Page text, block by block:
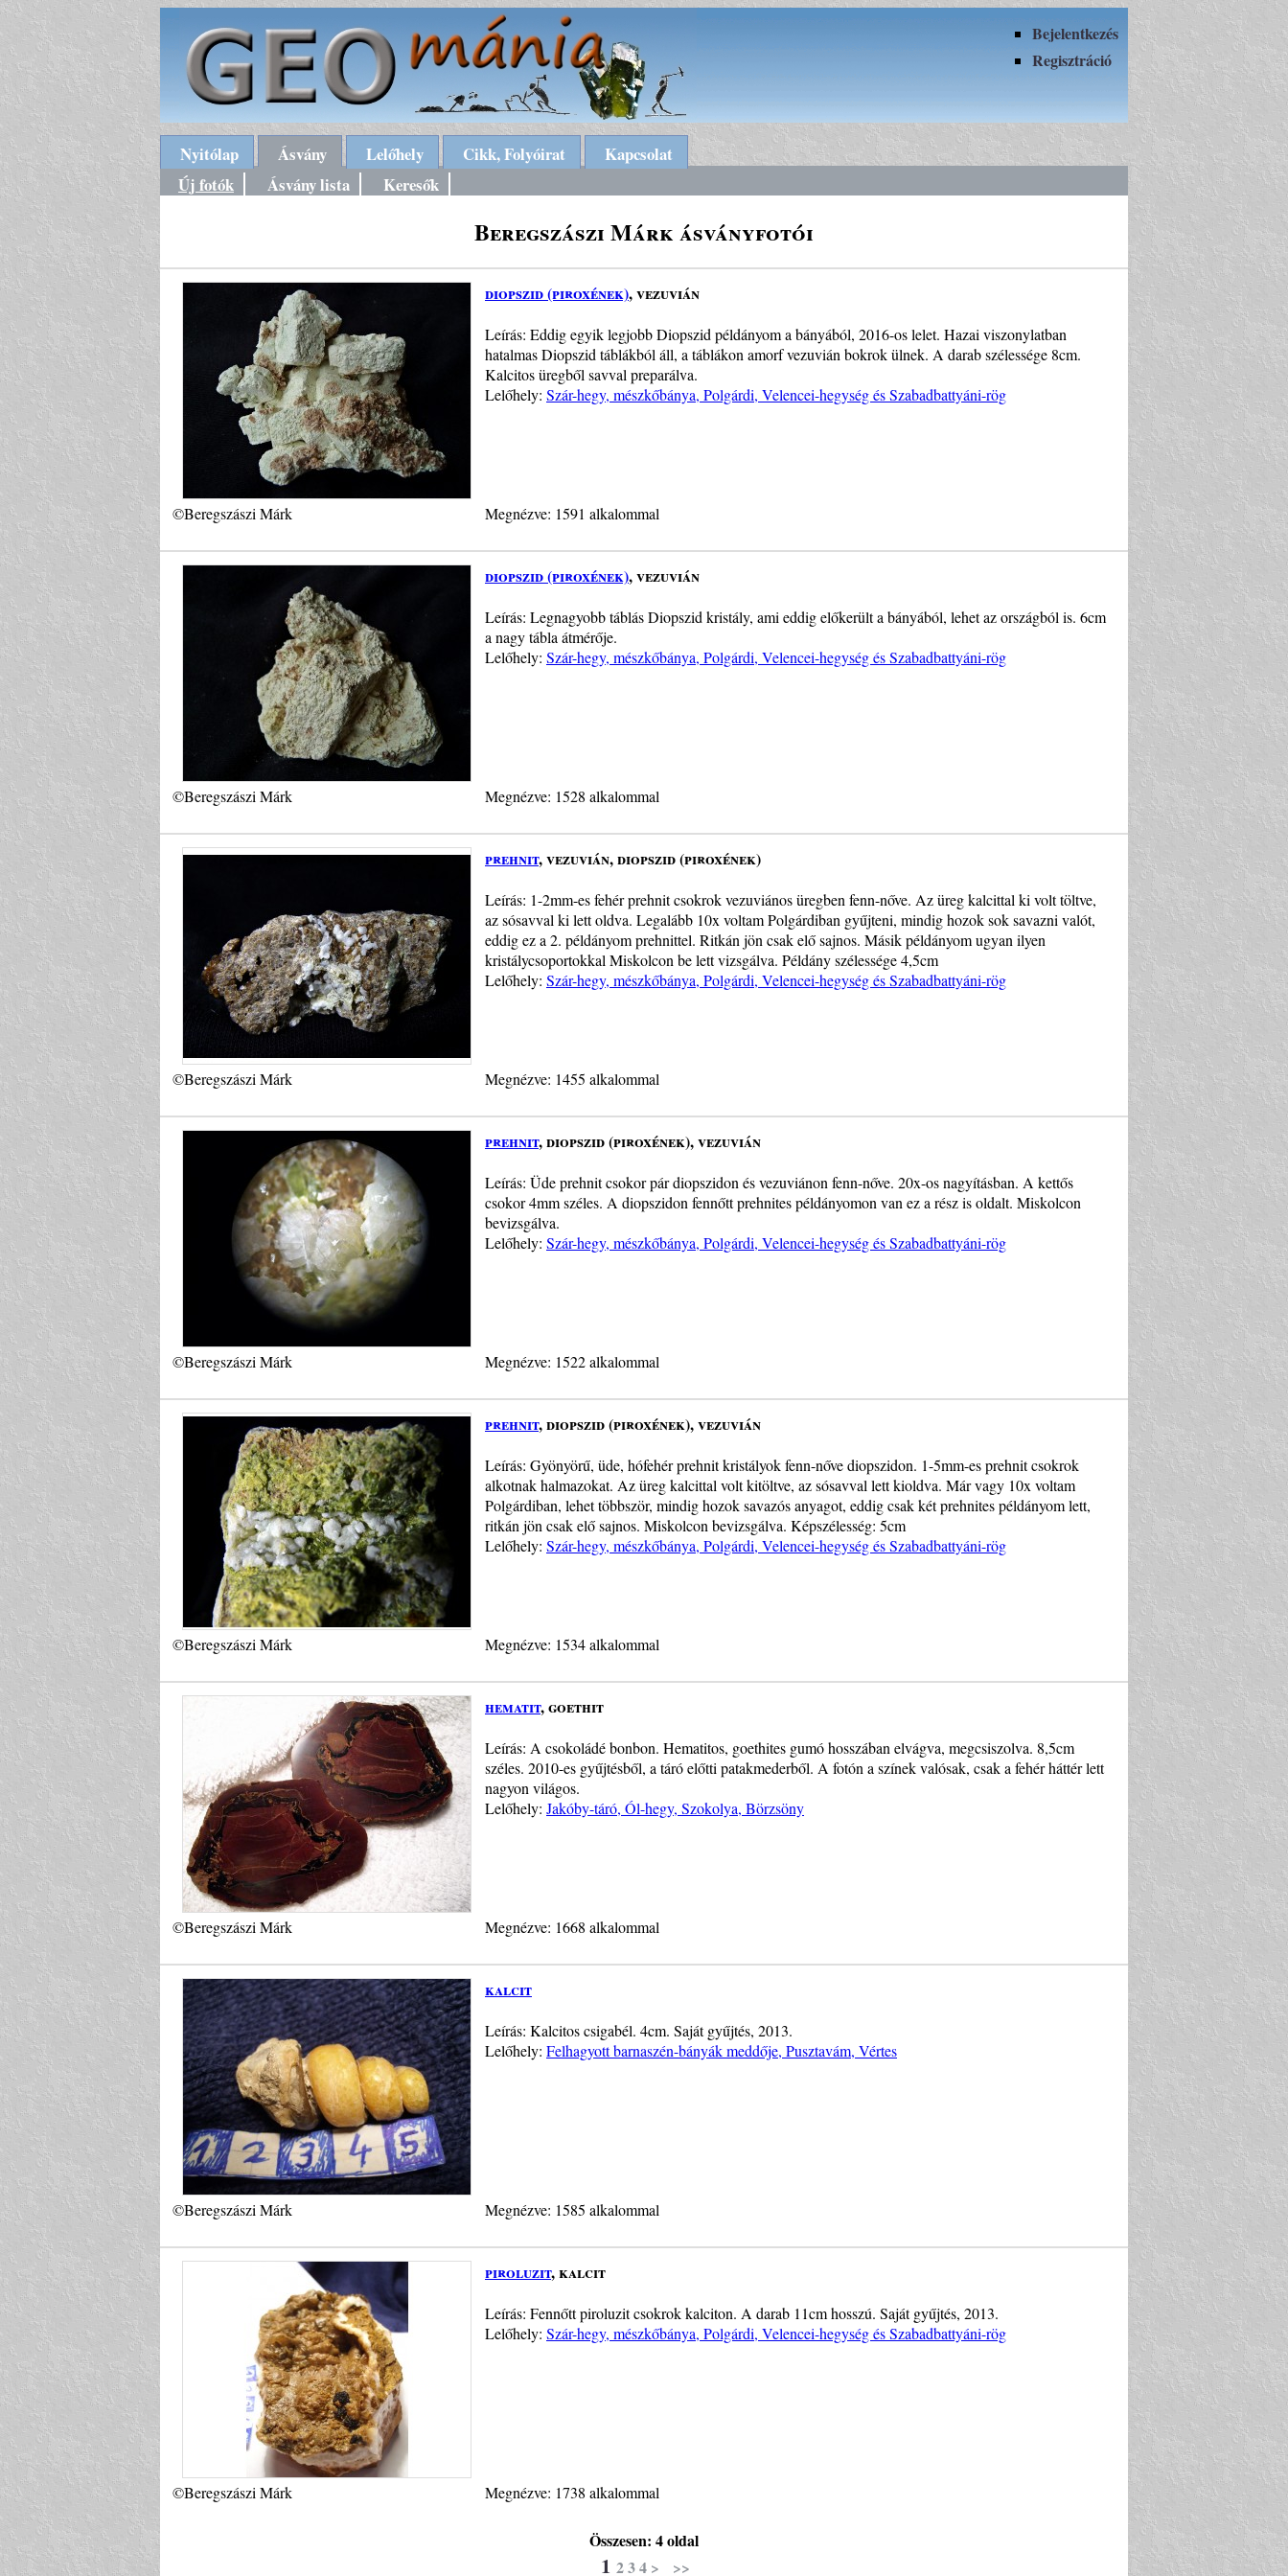
Bejelentkezés
Regisztráció
Nyitólap Ásvány Lelőhely Cikk, Folyóirat
Kapcsolat
Új fotók
Ásvány lista Keresők
Beregszászi Márk ásványfotói
diopszid (piroxének), vezuvián
Leírás: Eddig egyik legjobb Diopszid példányom a bányából, 2016-os lelet. Hazai viszonylatban
hatalmas Diopszid táblákból áll, a táblákon amorf vezuvián bokrok ülnek. A darab szélessége 8cm.
Kalcitos üregből savval preparálva.
Lelőhely: Szár-hegy, mészkőbánya, Polgárdi, Velencei-hegység és Szabadbattyáni-rög
©Beregszászi Márk Megnézve: 1591 alkalommal
diopszid (piroxének), vezuvián
Leírás: Legnagyobb táblás Diopszid kristály, ami eddig előkerült a bányából, lehet az országból is. 6cm
a nagy tábla átmérője.
Lelőhely: Szár-hegy, mészkőbánya, Polgárdi, Velencei-hegység és Szabadbattyáni-rög
©Beregszászi Márk Megnézve: 1528 alkalommal
prehnit, vezuvián, diopszid (piroxének)
Leírás: 1-2mm-es fehér prehnit csokrok vezuviános üregben fenn-nőve. Az üreg kalcittal ki volt töltve,
az sósavval ki lett oldva. Legalább 10x voltam Polgárdiban gyűjteni, mindig hozok sok savazni valót,
eddig ez a 2. példányom prehnittel. Ritkán jön csak elő sajnos. Másik példányom ugyan ilyen
kristálycsoportokkal Miskolcon be lett vizsgálva. Példány szélessége 4,5cm
Lelőhely: Szár-hegy, mészkőbánya, Polgárdi, Velencei-hegység és Szabadbattyáni-rög
©Beregszászi Márk Megnézve: 1455 alkalommal
prehnit, diopszid (piroxének), vezuvián
Leírás: Üde prehnit csokor pár diopszidon és vezuviánon fenn-nőve. 20x-os nagyításban. A kettős
csokor 4mm széles. A diopszidon fennőtt prehnites példányomon van ez a rész is oldalt. Miskolcon
bevizsgálva.
Lelőhely: Szár-hegy, mészkőbánya, Polgárdi, Velencei-hegység és Szabadbattyáni-rög
©Beregszászi Márk Megnézve: 1522 alkalommal
prehnit, diopszid (piroxének), vezuvián
Leírás: Gyönyörű, üde, hófehér prehnit kristályok fenn-nőve diopszidon. 1-5mm-es prehnit csokrok
alkotnak halmazokat. Az üreg kalcittal volt kitöltve, az sósavval lett kioldva. Már vagy 10x voltam
Polgárdiban, lehet többször, mindig hozok savazós anyagot, eddig csak két prehnites példányom lett,
ritkán jön csak elő sajnos. Miskolcon bevizsgálva. Képszélesség: 5cm
Lelőhely: Szár-hegy, mészkőbánya, Polgárdi, Velencei-hegység és Szabadbattyáni-rög
©Beregszászi Márk Megnézve: 1534 alkalommal
hematit, goethit
Leírás: A csokoládé bonbon. Hematitos, goethites gumó hosszában elvágva, megcsiszolva. 8,5cm
széles. 2010-es gyűjtésből, a táró előtti patakmederből. A fotón a színek valósak, csak a fehér háttér lett
nagyon világos.
Lelőhely: Jakóby-táró, Ól-hegy, Szokolya, Börzsöny
©Beregszászi Márk Megnézve: 1668 alkalommal
kalcit
Leírás: Kalcitos csigabél. 4cm. Saját gyűjtés, 2013.
Lelőhely: Felhagyott barnaszén-bányák meddője, Pusztavám, Vértes
©Beregszászi Márk Megnézve: 1585 alkalommal
piroluzit, kalcit
Leírás: Fennőtt piroluzit csokrok kalciton. A darab 11cm hosszú. Saját gyűjtés, 2013.
Lelőhely: Szár-hegy, mészkőbánya, Polgárdi, Velencei-hegység és Szabadbattyáni-rög
©Beregszászi Márk Megnézve: 1738 alkalommal
Összesen: 4 oldal
1 234 > >>